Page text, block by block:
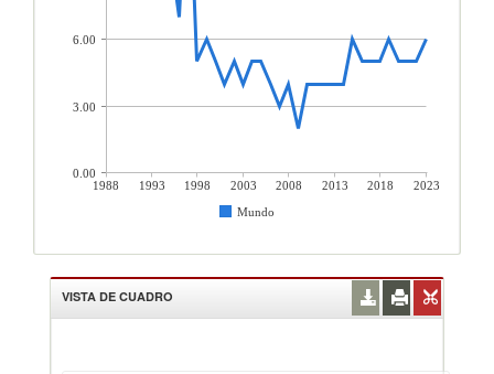
1988 1993 1998 2003 2008 2013 2018
2023
Mundo
6.00
3.00
0.00
VISTA DE CUADRO